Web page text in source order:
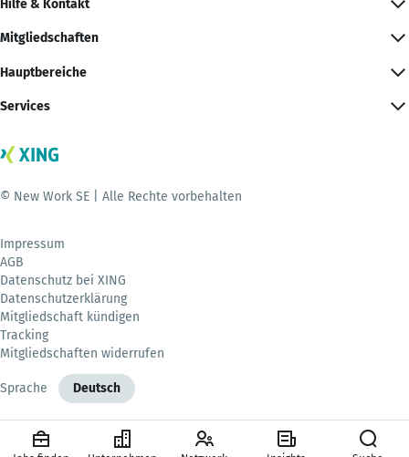
Hilfe & Kontakt
Mitgliedschaften
Hauptbereiche
Services
© New Work SE | Alle Rechte vorbehalten
Impressum
AGB
Datenschutz bei XING
Datenschutzerklärung
Mitgliedschaft kündigen
Tracking
Mitgliedschaften widerrufen
Sprache Deutsch